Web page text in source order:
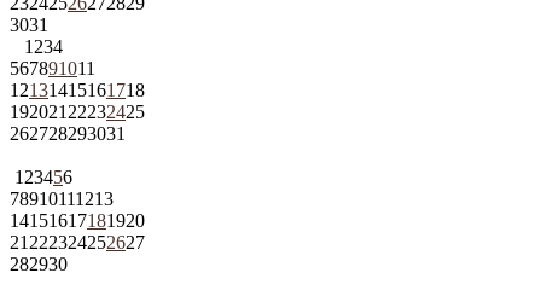
3031
1 234
567891011
12131415161718
192021 22232425
262728293031
1 23456
78910111213
14151617181920
21 222324252627
282930